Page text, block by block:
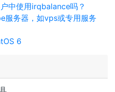
中使用irqbalance吗？
服务器，如vps或专用服务
6